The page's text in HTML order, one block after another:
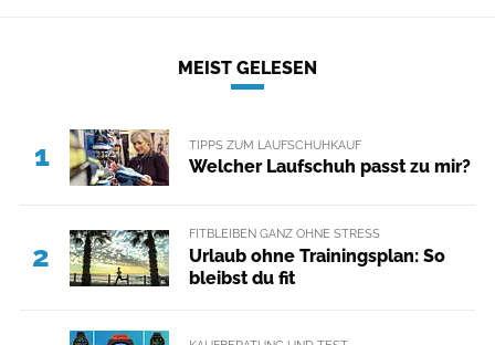
MEIST GELESEN
1 TIPPS ZUM LAUFSCHUHKAUF
Welcher Laufschuh passt zu mir?
2
FITBLEIBEN GANZ OHNE STRESS
Urlaub ohne Trainingsplan: So
bleibst du fit